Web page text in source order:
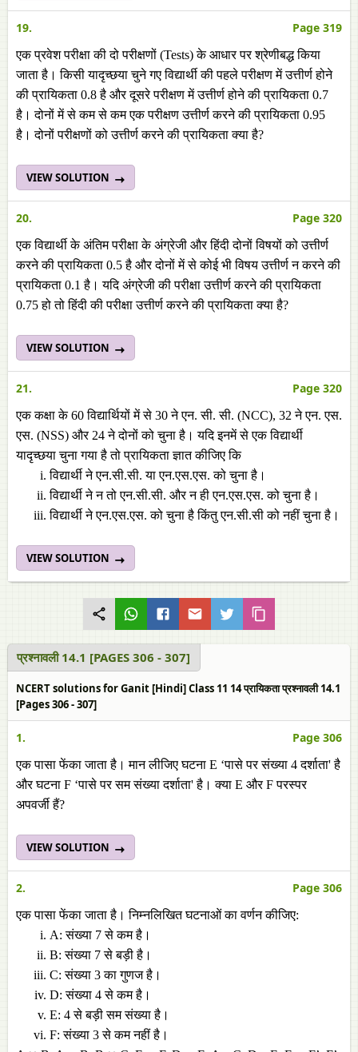
19. Page 319
एक प्रवेश परीक्षा की दो परीक्षणों (Tests) के आधार पर श्रेणीबद्ध किया
जाता है। किसी यादृच्छया चुने गए विद्यार्थी की पहले परीक्षण में उत्तीर्ण होने
की प्रायिकता 0.8 है और दूसरे परीक्षण में उत्तीर्ण होने की प्रायिकता 0.7
है। दोनों में से कम से कम एक परीक्षण उत्तीर्ण करने की प्रायिकता 0.95
है। दोनों परीक्षणों को उत्तीर्ण करने की प्रायिकता क्या है?
VIEW SOLUTION
20. Page 320
एक विद्यार्थी के अंतिम परीक्षा के अंग्रेजी और हिंदी दोनों विषयों को उत्तीर्ण
करने की प्रायिकता 0.5 है और दोनों में से कोई भी विषय उत्तीर्ण न करने की
प्रायिकता 0.1 है। यदि अंग्रेजी की परीक्षा उत्तीर्ण करने की प्रायिकता
0.75 हो तो हिंदी की परीक्षा उत्तीर्ण करने की प्रायिकता क्या है?
VIEW SOLUTION
21. Page 320
एक कक्षा के 60 विद्यार्थियों में से 30 ने एन. सी. सी. (NCC), 32 ने एन. एस.
एस. (NSS) और 24 ने दोनों को चुना है। यदि इनमें से एक विद्यार्थी
यादृच्छया चुना गया है तो प्रायिकता ज्ञात कीजिए कि
विद्यार्थी ने एन.सी.सी. या एन.एस.एस. को चुना है।
विद्यार्थी ने न तो एन.सी.सी. और न ही एन.एस.एस. को चुना है।
विद्यार्थी ने एन.एस.एस. को चुना है किंतु एन.सी.सी को नहीं चुना है।
VIEW SOLUTION
प्रश्नावली 14.1 [PAGES 306 - 307]
NCERT solutions for Ganit [Hindi] Class 11 14 प्रायिकता प्रश्नावली 14.1
[Pages 306 - 307]
1. Page 306
एक पासा फेंका जाता है। मान लीजिए घटना E ‘पासे पर संख्या 4 दर्शाता' है
और घटना F ‘पासे पर सम संख्या दर्शाता' है। क्या E और F परस्पर
अपवर्जी हैं?
VIEW SOLUTION
2. Page 306
एक पासा फेंका जाता है। निम्नलिखित घटनाओं का वर्णन कीजिए:
A: संख्या 7 से कम है।
B: संख्या 7 से बड़ी है।
C: संख्या 3 का गुणज है।
D: संख्या 4 से कम है।
E: 4 से बड़ी सम संख्या है।
F: संख्या 3 से कम नहीं है।